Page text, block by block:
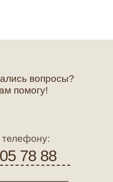
вопросы?
помогу!
телефону:
78 88